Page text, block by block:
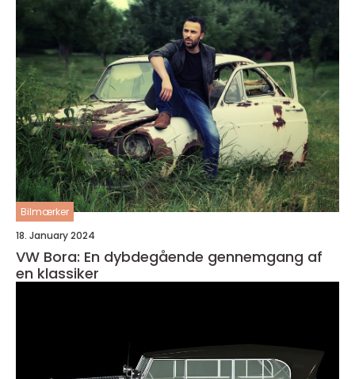
Bilmærker
18. January 2024
VW Bora: En dybdegående gennemgang af
en klassiker